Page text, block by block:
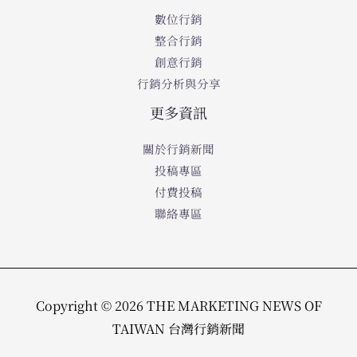
數位行銷
整合行銷
創意行銷
行銷分析與分享
更多資訊
關於行銷新聞
投稿專區
付費投稿
聯絡專區
Copyright © 2026 THE MARKETING NEWS OF
TAIWAN 台灣行銷新聞